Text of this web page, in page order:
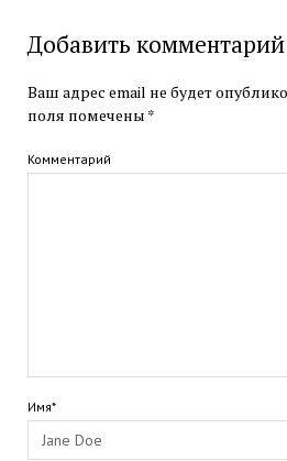
Добавить комментарий
Ваш адрес email не будет
поля помечены *
Комментарий
Имя*